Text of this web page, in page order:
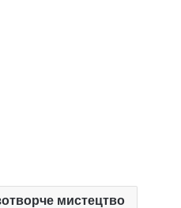
мистецтво